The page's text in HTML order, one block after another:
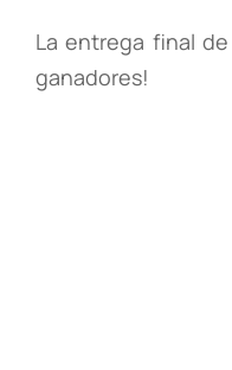
La entrega final
ganadores!